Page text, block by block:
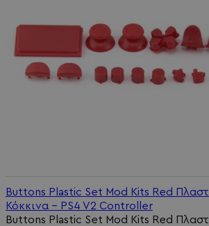
Buttons Plastic Set Mod Kits Red
Κόκκινα - PS4 V2 Controller
Buttons Plastic Set Mod Kits Red